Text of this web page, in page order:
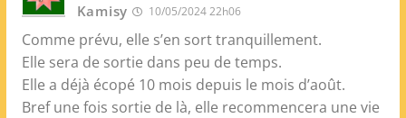
Kamisy 10/05/2024 22h06
Comme prévu, elle s’en sort tranquillement.
Elle sera de sortie dans peu de temps.
Elle a déjà écopé 10 mois depuis le mois d’août.
Bref une fois sortie de là, elle recommencera une vie